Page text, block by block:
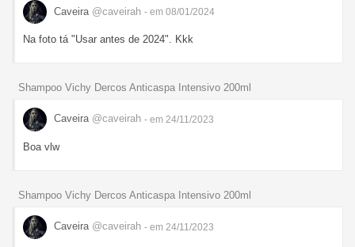
Caveira @caveirah - em 08/01/2024
Na foto tá "Usar antes de 2024". Kkk
Shampoo Vichy Dercos Anticaspa Intensivo 200ml
Caveira @caveirah - em 24/11/2023
Boa vlw
Shampoo Vichy Dercos Anticaspa Intensivo 200ml
Caveira @caveirah - em 24/11/2023